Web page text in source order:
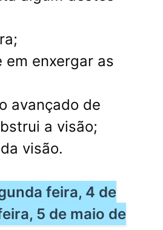
enxergar as
avançado de
a visão;
visão.
feira, 4 de
5 de maio de